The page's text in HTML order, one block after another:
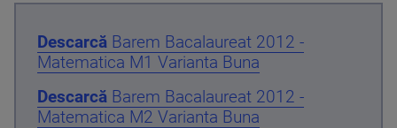
Descarcă Barem Bacalaureat 2012 -
Matematica M1 Varianta Buna
Descarcă Barem Bacalaureat 2012 -
Matematica M2 Varianta Buna